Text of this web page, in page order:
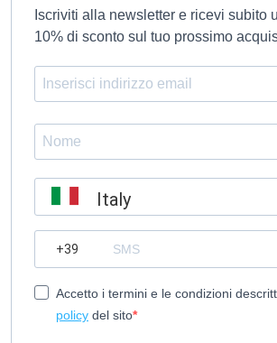
Iscriviti alla newsletter e ricevi subito
10% di sconto sul tuo prossimo
Italy
Accetto i termini e le condizioni
policy del sito